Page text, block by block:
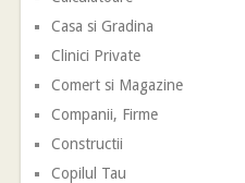
Casa si Gradina
Clinici Private
Comert si Magazine
Companii, Firme
Constructii
Copilul Tau